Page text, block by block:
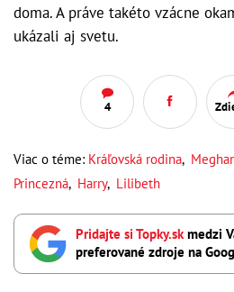
doma. A práve takéto vzácne
ukázali aj svetu.
4
Viac o téme: Kráľovská rodina,
Princezná, Harry, Lilibeth
Pridajte si Topky.skmedzi
preferované zdroje na